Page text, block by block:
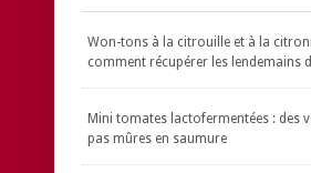
Won-tons à la citrouille et à la
comment récupérer les lendemains
Mini tomates lactofermentées : des
pas mûres en saumure